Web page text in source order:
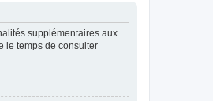
supplémentaires aux
le temps de consulter